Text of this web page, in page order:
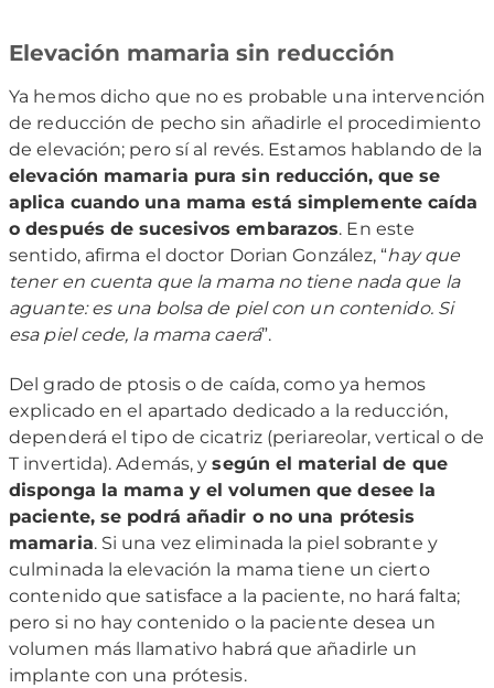
Elevación mamaria sin reducción
Ya hemos dicho que no es probable una intervención
de reducción de pecho sin añadirle el procedimiento
de elevación; pero sí al revés. Estamos hablando de la
elevación mamaria pura sin reducción, que se
aplica cuando una mama está simplemente caída
o después de sucesivos embarazos. En este
sentido, afirma el doctor Dorian González, “hay que
tener en cuenta que la mama no tiene nada que la
aguante: es una bolsa de piel con un contenido. Si
esa piel cede, la mama caerá”.
Del grado de ptosis o de caída, como ya hemos
explicado en el apartado dedicado a la reducción,
dependerá el tipo de cicatriz (periareolar, vertical o de
T invertida). Además, ysegún el material de que
disponga la mama y el volumen que desee la
paciente, se podrá añadir o no una prótesis
mamaria. Si una vez eliminada la piel sobrante y
culminada la elevación la mama tiene un cierto
contenido que satisface a la paciente, no hará falta;
pero si no hay contenido o la paciente desea un
volumen más llamativo habrá que añadirle un
implante con una prótesis.